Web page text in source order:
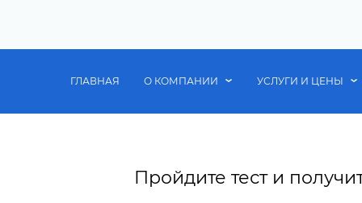
ГЛАВНАЯ О КОМПАНИИ УСЛУГИ И ЦЕНЫ
Пройдите тест и